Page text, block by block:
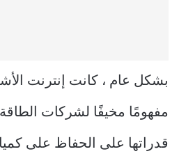
بشكل عام ، كانت إنترنت
مفهومًا مخيفًا لشركات الطاقة
قدراتها على الحفاظ على